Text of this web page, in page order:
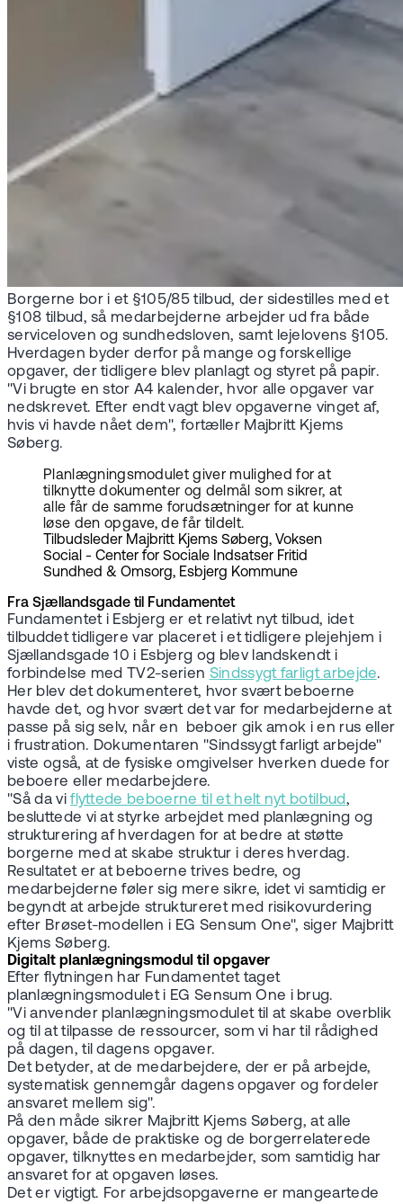
Borgerne bor i et §105/85 tilbud, der sidestilles med et
§108 tilbud, så medarbejderne arbejder ud fra både
serviceloven og sundhedsloven, samt lejelovens §105.
Hverdagen byder derfor på mange og forskellige
opgaver, der tidligere blev planlagt og styret på papir.
"Vi brugte en stor A4 kalender, hvor alle opgaver var
nedskrevet. Efter endt vagt blev opgaverne vinget af,
hvis vi havde nået dem", fortæller Majbritt Kjems
Søberg.
Planlægningsmodulet giver mulighed for at
tilknytte dokumenter og delmål som sikrer, at
alle får de samme forudsætninger for at kunne
løse den opgave, de får tildelt.
Tilbudsleder Majbritt Kjems Søberg, Voksen
Social - Center for Sociale Indsatser Fritid
Sundhed & Omsorg, Esbjerg Kommune
Fra Sjællandsgade til Fundamentet
Fundamentet i Esbjerg er et relativt nyt tilbud, idet
tilbuddet tidligere var placeret i et tidligere plejehjem i
Sjællandsgade 10 i Esbjerg og blev landskendt i
forbindelse med TV2-serien Sindssygt farligt arbejde.
Her blev det dokumenteret, hvor svært beboerne
havde det, og hvor svært det var for medarbejderne at
passe på sig selv, når en beboer gik amok i en rus eller
i frustration. Dokumentaren "Sindssygt farligt arbejde"
viste også, at de fysiske omgivelser hverken duede for
beboere eller medarbejdere.
"Så da viflyttede beboerne til et helt nyt botilbud,
besluttede vi at styrke arbejdet med planlægning og
strukturering af hverdagen for at bedre at støtte
borgerne med at skabe struktur i deres hverdag.
Resultatet er at beboerne trives bedre, og
medarbejderne føler sig mere sikre, idet vi samtidig er
begyndt at arbejde struktureret med risikovurdering
efter Brøset-modellen i EG Sensum One", siger Majbritt
Kjems Søberg.
Digitalt planlægningsmodul til opgaver
Efter flytningen har Fundamentet taget
planlægningsmodulet i EG Sensum One i brug.
"Vi anvender planlægningsmodulet til at skabe overblik
og til at tilpasse de ressourcer, som vi har til rådighed
på dagen, til dagens opgaver.
Det betyder, at de medarbejdere, der er på arbejde,
systematisk gennemgår dagens opgaver og fordeler
ansvaret mellem sig".
På den måde sikrer Majbritt Kjems Søberg, at alle
opgaver, både de praktiske og de borgerrelaterede
opgaver, tilknyttes en medarbejder, som samtidig har
ansvaret for at opgaven løses.
Det er vigtigt. For arbejdsopgaverne er mangeartede